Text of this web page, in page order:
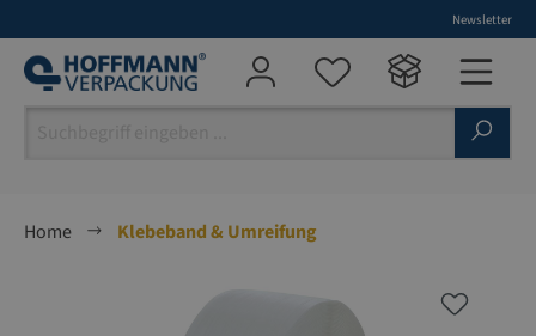
Newsletter
Home
Klebeband & Umreifung